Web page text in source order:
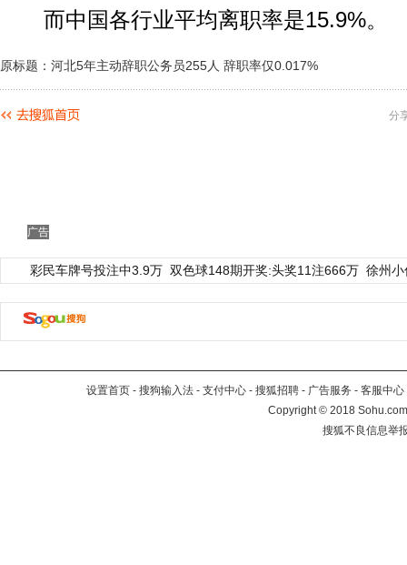
而中国各行业平均离职率是15.9%。
原标题：河北5年主动辞职公务员255人 辞职率仅0.017%
分
广告
彩民车牌号投注中3.9万 双色球148期开奖:头奖11注666万 徐州
设置首页 - 搜狗输入法 - 支付中心 - 搜狐招聘 - 广告服务 - 客服中心
Copyright©2018
搜狐不良信息举